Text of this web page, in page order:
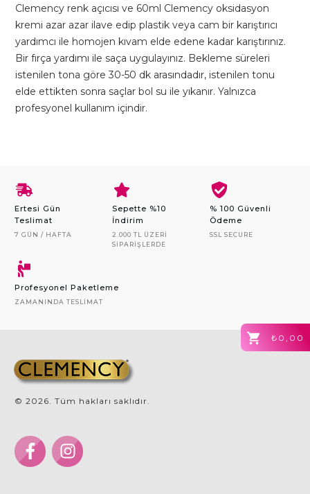
Clemency renk açıcısı ve 60ml Clemency oksidasyon
kremi azar azar ilave edip plastik veya cam bir karıştırıcı
yardımcı ile homojen kıvam elde edene kadar karıştırınız.
Bir fırça yardımı ile saça uygulayınız. Bekleme süreleri
istenilen tona göre 30-50 dk arasındadır, istenilen tonu
elde ettikten sonra saçlar bol su ile yıkanır. Yalnızca
profesyonel kullanım içindir.
Ertesi Gün
Teslimat
7 GÜN / HAFTA
Sepette %10
İndirim
2.000 TL ÜZERI
SIPARIŞLERDE
% 100 Güvenli
Ödeme
SSL SECURE
Profesyonel Paketleme
ZAMANINDA TESLIMAT
₺0,00
© 2026 . Tüm hakları saklıdır.